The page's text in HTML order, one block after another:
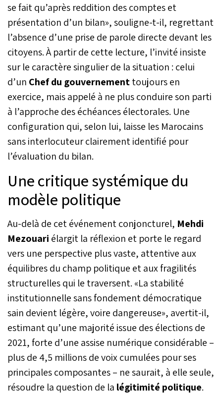
se fait qu’après reddition des comptes et
présentation d’un bilan», souligne-t-il, regrettant
l’absence d’une prise de parole directe devant les
citoyens. À partir de cette lecture, l’invité insiste
sur le caractère singulier de la situation : celui
d’un Chef du gouvernementtoujours en
exercice, mais appelé à ne plus conduire son parti
à l’approche des échéances électorales. Une
configuration qui, selon lui, laisse les Marocains
sans interlocuteur clairement identifié pour
l’évaluation du bilan.
Une critique systémique du
modèle politique
Au-delà de cet événement conjoncturel, Mehdi
Mezouari élargit la réflexion et porte le regard
vers une perspective plus vaste, attentive aux
équilibres du champ politique et aux fragilités
structurelles qui le traversent. «La stabilité
institutionnelle sans fondement démocratique
sain devient légère, voire dangereuse», avertit-il,
estimant qu’une majorité issue des élections de
2021, forte d’une assise numérique considérable –
plus de 4,5 millions de voix cumulées pour ses
principales composantes – ne saurait, à elle seule,
résoudre la question de la légitimité politique.